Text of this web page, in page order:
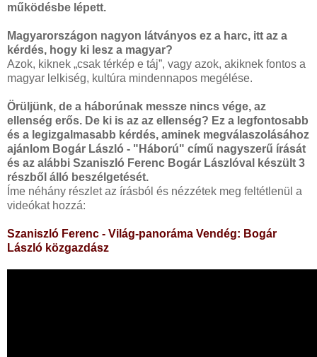
működésbe lépett.
Magyarországon nagyon látványos ez a harc, itt az a
kérdés, hogy ki lesz a magyar?
Azok, kiknek „csak térkép e táj”, vagy azok, akiknek fontos a
magyar lelkiség, kultúra mindennapos megélése.
Örüljünk, de a háborúnak messze nincs vége, az
ellenség erős. De ki is az az ellenség? Ez a legfontosabb
és a legizgalmasabb kérdés, aminek megválaszolásához
ajánlom Bogár László - "Háború" című nagyszerű írását
és az alábbi Szaniszló Ferenc Bogár Lászlóval készült 3
részből álló beszélgetését.
Íme néhány részlet az írásból és nézzétek meg feltétlenül a
videókat hozzá:
Szaniszló Ferenc - Világ-panoráma Vendég: Bogár
László közgazdász